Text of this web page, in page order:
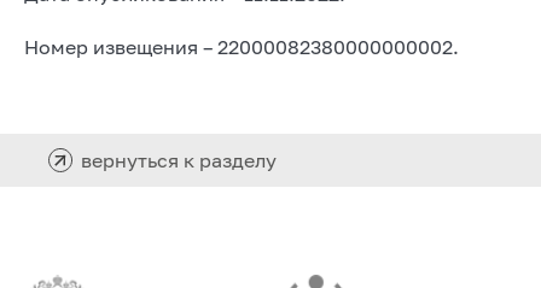
Номер извещения – 22000082380000000002.
вернуться к разделу